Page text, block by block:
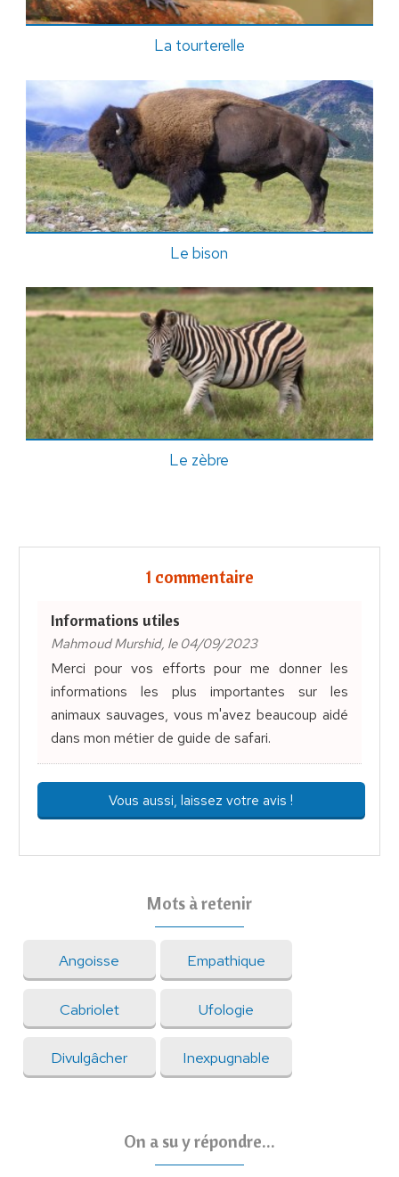
La tourterelle
Le bison
Le zèbre
1 commentaire
Informations utiles
Mahmoud Murshid, le 04/09/2023
Merci pour vos efforts pour me donner les
informations les plus importantes sur les
animaux sauvages, vous m'avez beaucoup aidé
dans mon métier de guide de safari.
Vous aussi, laissez votre avis !
Mots à retenir
Angoisse Empathique
Cabriolet Ufologie
Divulgâcher Inexpugnable
On a su y répondre...